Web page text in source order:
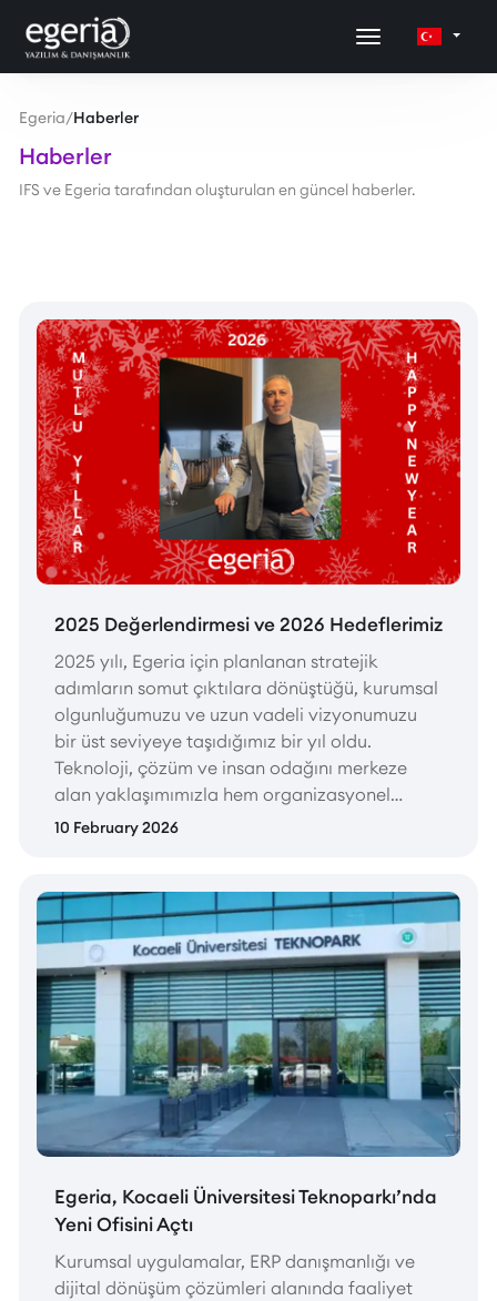
Egeria/Haberler
Haberler
IFS ve Egeria tarafından oluşturulan en güncel haberler.
2025 Değerlendirmesi ve 2026 Hedeflerimiz
2025 yılı, Egeria için planlanan stratejik
adımların somut çıktılara dönüştüğü, kurumsal
olgunluğumuzu ve uzun vadeli vizyonumuzu
bir üst seviyeye taşıdığımız bir yıl oldu.
Teknoloji, çözüm ve insan odağını merkeze
alan yaklaşımımızla hem organizasyonel
yapımızı güçlendirdik hem de müşterilerimize
10 February 2026
Egeria, Kocaeli Üniversitesi Teknoparkı’nda
Yeni Ofisini Açtı
Kurumsal uygulamalar, ERP danışmanlığı ve
dijital dönüşüm çözümleri alanında faaliyet